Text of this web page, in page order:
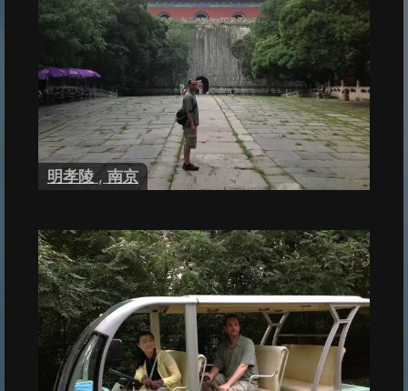
明孝陵 , 南京